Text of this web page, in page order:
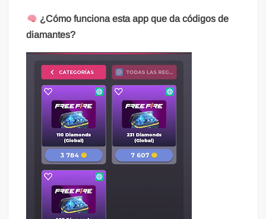
¿Cómo funciona esta app que da códigos de
diamantes?